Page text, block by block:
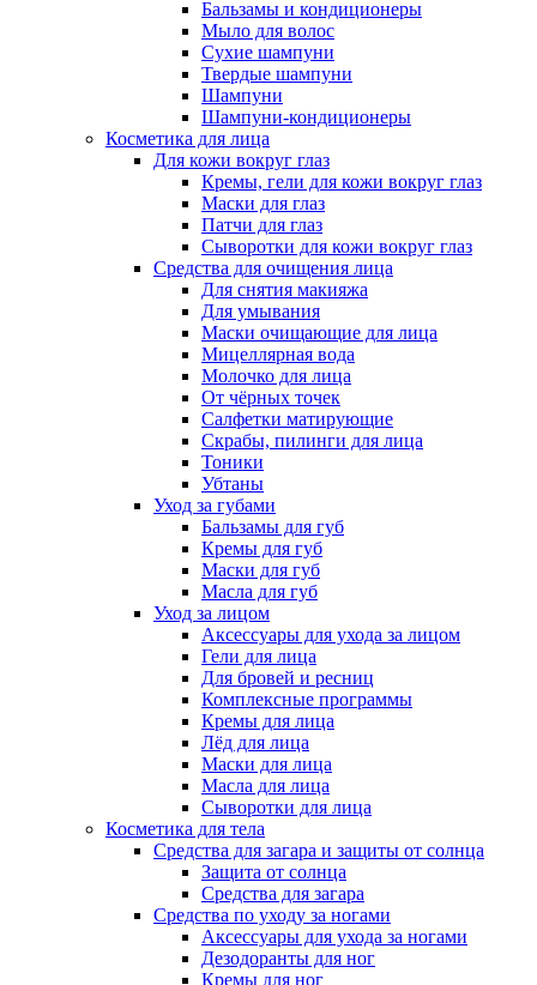
Бальзамы и кондиционеры
Мыло для волос
Сухие шампуни
Твердые шампуни
Шампуни
Шампуни-кондиционеры
Косметика для лица
Для кожи вокруг глаз
Кремы, гели для кожи вокруг глаз
Маски для глаз
Патчи для глаз
Сыворотки для кожи вокруг глаз
Средства для очищения лица
Для снятия макияжа
Для умывания
Маски очищающие для лица
Мицеллярная вода
Молочко для лица
От чёрных точек
Салфетки матирующие
Скрабы, пилинги для лица
Тоники
Убтаны
Уход за губами
Бальзамы для губ
Кремы для губ
Маски для губ
Масла для губ
Уход за лицом
Аксессуары для ухода за лицом
Гели для лица
Для бровей и ресниц
Комплексные программы
Кремы для лица
Лёд для лица
Маски для лица
Масла для лица
Сыворотки для лица
Косметика для тела
Средства для загара и защиты от солнца
Защита от солнца
Средства для загара
Средства по уходу за ногами
Аксессуары для ухода за ногами
Дезодоранты для ног
Кремы для ног